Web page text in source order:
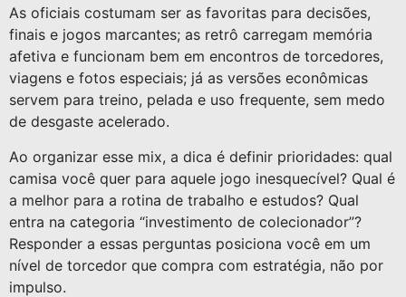
As oficiais costumam ser as favoritas para decisões,
finais e jogos marcantes; as retrô carregam memória
afetiva e funcionam bem em encontros de torcedores,
viagens e fotos especiais; já as versões econômicas
servem para treino, pelada e uso frequente, sem medo
de desgaste acelerado.
Ao organizar esse mix, a dica é definir prioridades: qual
camisa você quer para aquele jogo inesquecível? Qual é
a melhor para a rotina de trabalho e estudos? Qual
entra na categoria “investimento de colecionador”?
Responder a essas perguntas posiciona você em um
nível de torcedor que compra com estratégia, não por
impulso.